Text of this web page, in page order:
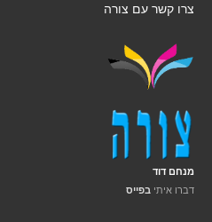
צרו קשר עם צורה
מנחם דוד
דברו איתי בפייס